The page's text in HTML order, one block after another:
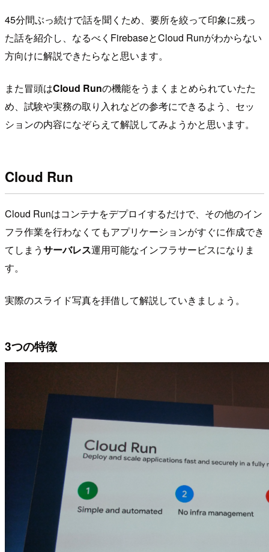
45分間ぶっ続けで話を聞くため、要所を絞って印象に残っ
た話を紹介し、なるべくFirebaseとCloud Runがわからない
方向けに解説できたらなと思います。
また冒頭はCloud Runの機能をうまくまとめられていたた
め、試験や実務の取り入れなどの参考にできるよう、セッ
ションの内容になぞらえて解説してみようかと思います。
Cloud Run
Cloud Runはコンテナをデプロイするだけで、その他のイン
フラ作業を行わなくてもアプリケーションがすぐに作成でき
てしまうサーバレス運用可能なインフラサービスになりま
す。
実際のスライド写真を拝借して解説していきましょう。
3つの特徴